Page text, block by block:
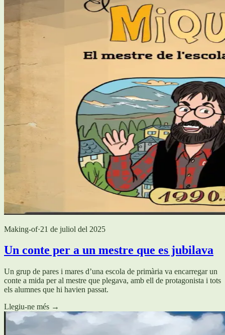
Making-of·21 de juliol del 2025
Un conte per a un mestre que es jubilava
Un grup de pares i mares d’una escola de primària va encarregar un
conte a mida per al mestre que plegava, amb ell de protagonista i tots
els alumnes que hi havien passat.
Llegiu-ne més →